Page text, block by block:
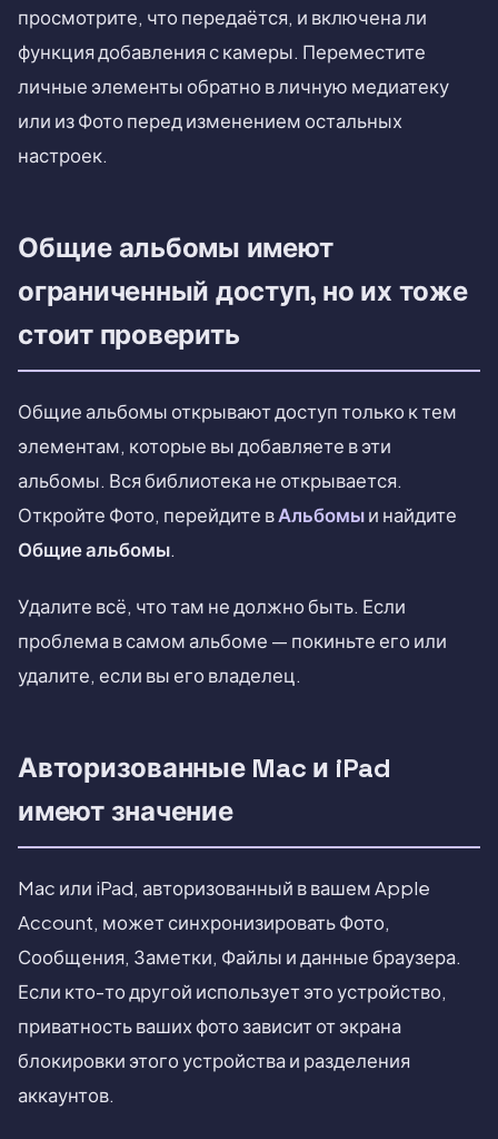
просмотрите, что передаётся, и включена ли
функция добавления с камеры. Переместите
личные элементы обратно в личную медиатеку
или из Фото перед изменением остальных
настроек.
Общие альбомы имеют
ограниченный доступ, но их тоже
стоит проверить
Общие альбомы открывают доступ только к тем
элементам, которые вы добавляете в эти
альбомы. Вся библиотека не открывается.
Откройте Фото, перейдите вАльбомыи найдите
Общие альбомы.
Удалите всё, что там не должно быть. Если
проблема в самом альбоме — покиньте его или
удалите, если вы его владелец.
Авторизованные Mac и iPad
имеют значение
Mac или iPad, авторизованный в вашем Apple
Account, может синхронизировать Фото,
Сообщения, Заметки, Файлы и данные браузера.
Если кто-то другой использует это устройство,
приватность ваших фото зависит от экрана
блокировки этого устройства и разделения
аккаунтов.